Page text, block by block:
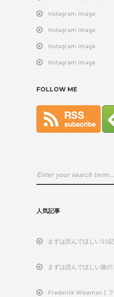
Instagram Image
Instagram Image
Instagram Image
Instagram Image
FOLLOW ME
人気記事
まずは読んでほしい10
まずは読んでほしい旅
Frederick Wiseman |